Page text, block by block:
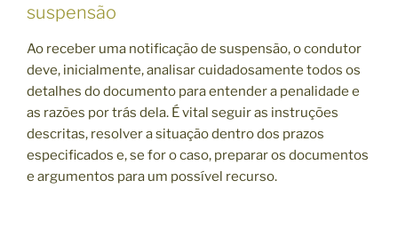
suspensão
Ao receber uma notificação de suspensão, o condutor
deve, inicialmente, analisar cuidadosamente todos os
detalhes do documento para entender a penalidade e
as razões por trás dela. É vital seguir as instruções
descritas, resolver a situação dentro dos prazos
especificados e, se for o caso, preparar os documentos
e argumentos para um possível recurso.